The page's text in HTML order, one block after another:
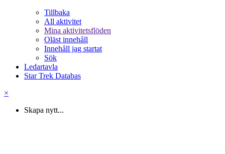
Tillbaka
All aktivitet
Mina aktivitetsflöden
Oläst innehåll
Innehåll jag startat
Sök
Ledartavla
Star Trek Databas
×
Skapa nytt...